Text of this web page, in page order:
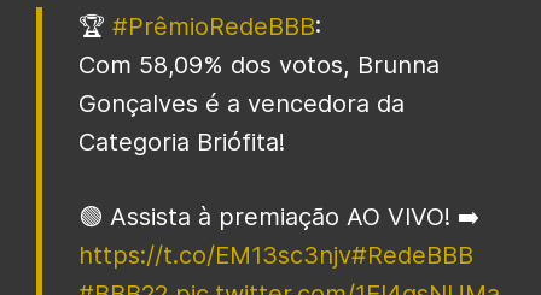
🏆 #PrêmioRedeBBB:
Com 58,09% dos votos, Brunna
Gonçalves é a vencedora da
Categoria Briófita!
🟢 Assista à premiação AO VIVO! ➡️
https://t.co/EM13sc3njv#RedeBBB